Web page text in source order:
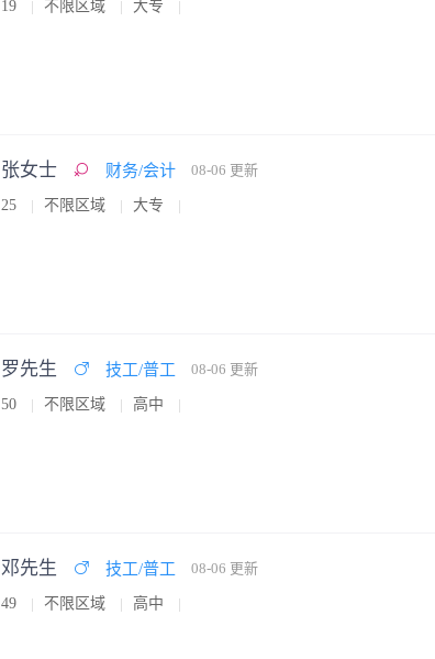
19 不限区域 大专
张女士 财务/会计 08-06 更新
25 不限区域 大专
罗先生 技工/普工 08-06 更新
50 不限区域 高中
邓先生 技工/普工 08-06 更新
49 不限区域 高中